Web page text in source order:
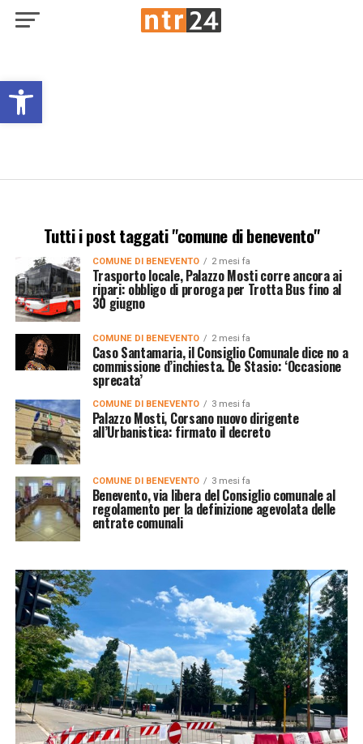
Open toolbar
Tutti i post taggati "comune di benevento"
COMUNE DI BENEVENTO 2 mesi fa
Trasporto locale, Palazzo Mosti corre ancora ai
ripari: obbligo di proroga per Trotta Bus fino al
30 giugno
COMUNE DI BENEVENTO 2 mesi fa
Caso Santamaria, il Consiglio Comunale dice no a
commissione d’inchiesta. De Stasio: ‘Occasione
sprecata’
COMUNE DI BENEVENTO 3 mesi fa
Palazzo Mosti, Corsano nuovo dirigente
all’Urbanistica: firmato il decreto
COMUNE DI BENEVENTO 3 mesi fa
Benevento, via libera del Consiglio comunale al
regolamento per la definizione agevolata delle
entrate comunali